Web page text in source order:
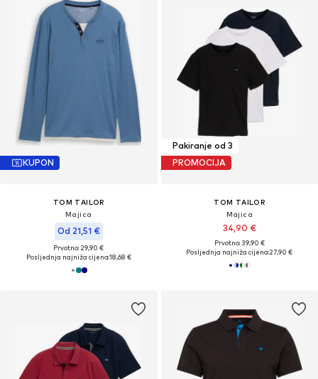
KUPON
TOM TAILOR
Majica
Od 21,51 €
Prvotno: 29,90 €
Posljednja najniža cijena:18,68 €
Pakiranje od 3
PROMOCIJA
TOM TAILOR
Majica
34,90 €
Prvotno: 39,90 €
Posljednja najniža cijena:27,90 €